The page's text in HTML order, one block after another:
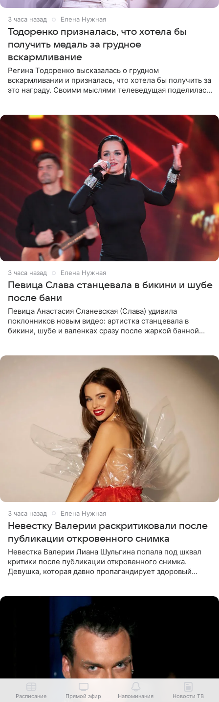
3 часа назад Елена Нужная
Тодоренко призналась, что хотела бы
получить медаль за грудное
вскармливание
Регина Тодоренко высказалась о грудном
вскармливании и призналась, что хотела бы получить за
это награду. Своими мыслями телеведущая поделилась
3 часа назад Елена Нужная
Певица Слава станцевала в бикини и шубе
после бани
Певица Анастасия Сланевская (Слава) удивила
поклонников новым видео: артистка станцевала в
бикини, шубе и валенках сразу после жаркой банной
3 часа назад Елена Нужная
Невестку Валерии раскритиковали после
публикации откровенного снимка
Невестка Валерии Лиана Шульгина попала под шквал
критики после публикации откровенного снимка.
Девушка, которая давно пропагандирует здоровый
Расписание Прямой эфир Напоминания Новости ТВ